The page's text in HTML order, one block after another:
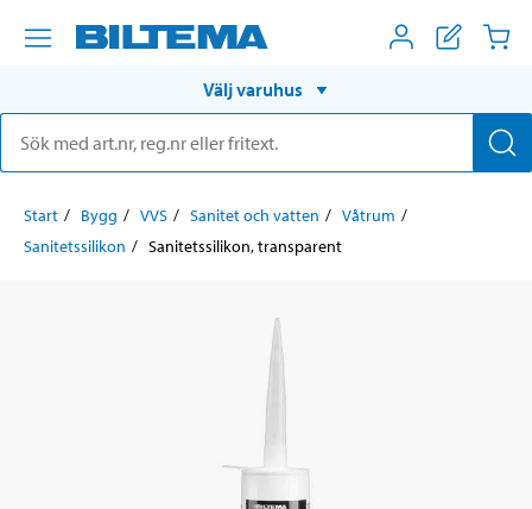
Välj varuhus
Start Bygg VVS Sanitet och vatten
Våtrum
Sanitetssilikon
Sanitetssilikon, transparent